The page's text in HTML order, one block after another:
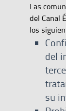
Las
del Canal
los
del
su